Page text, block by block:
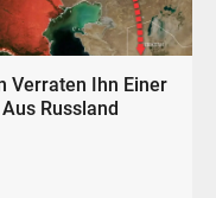
Verraten Ihn Einer
Russland